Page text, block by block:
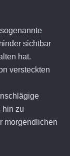
sichtbar
hat.
versteckten
hin zu
morgendlichen